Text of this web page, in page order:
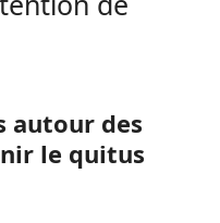
autour des
le quitus